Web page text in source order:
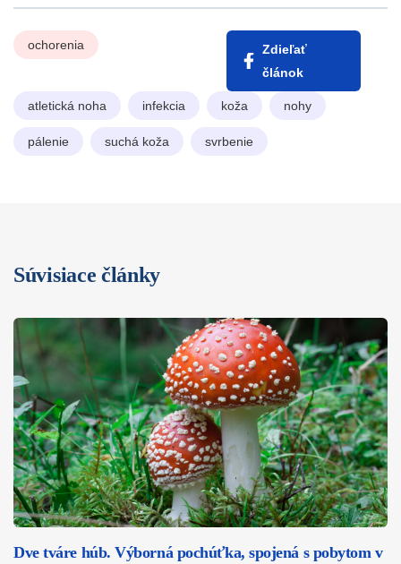
ochorenia
Zdieľať
článok
atletická noha infekcia koža nohy
pálenie suchá koža svrbenie
Súvisiace články
Dve tváre húb. Výborná pochúťka, spojená s pobytom v